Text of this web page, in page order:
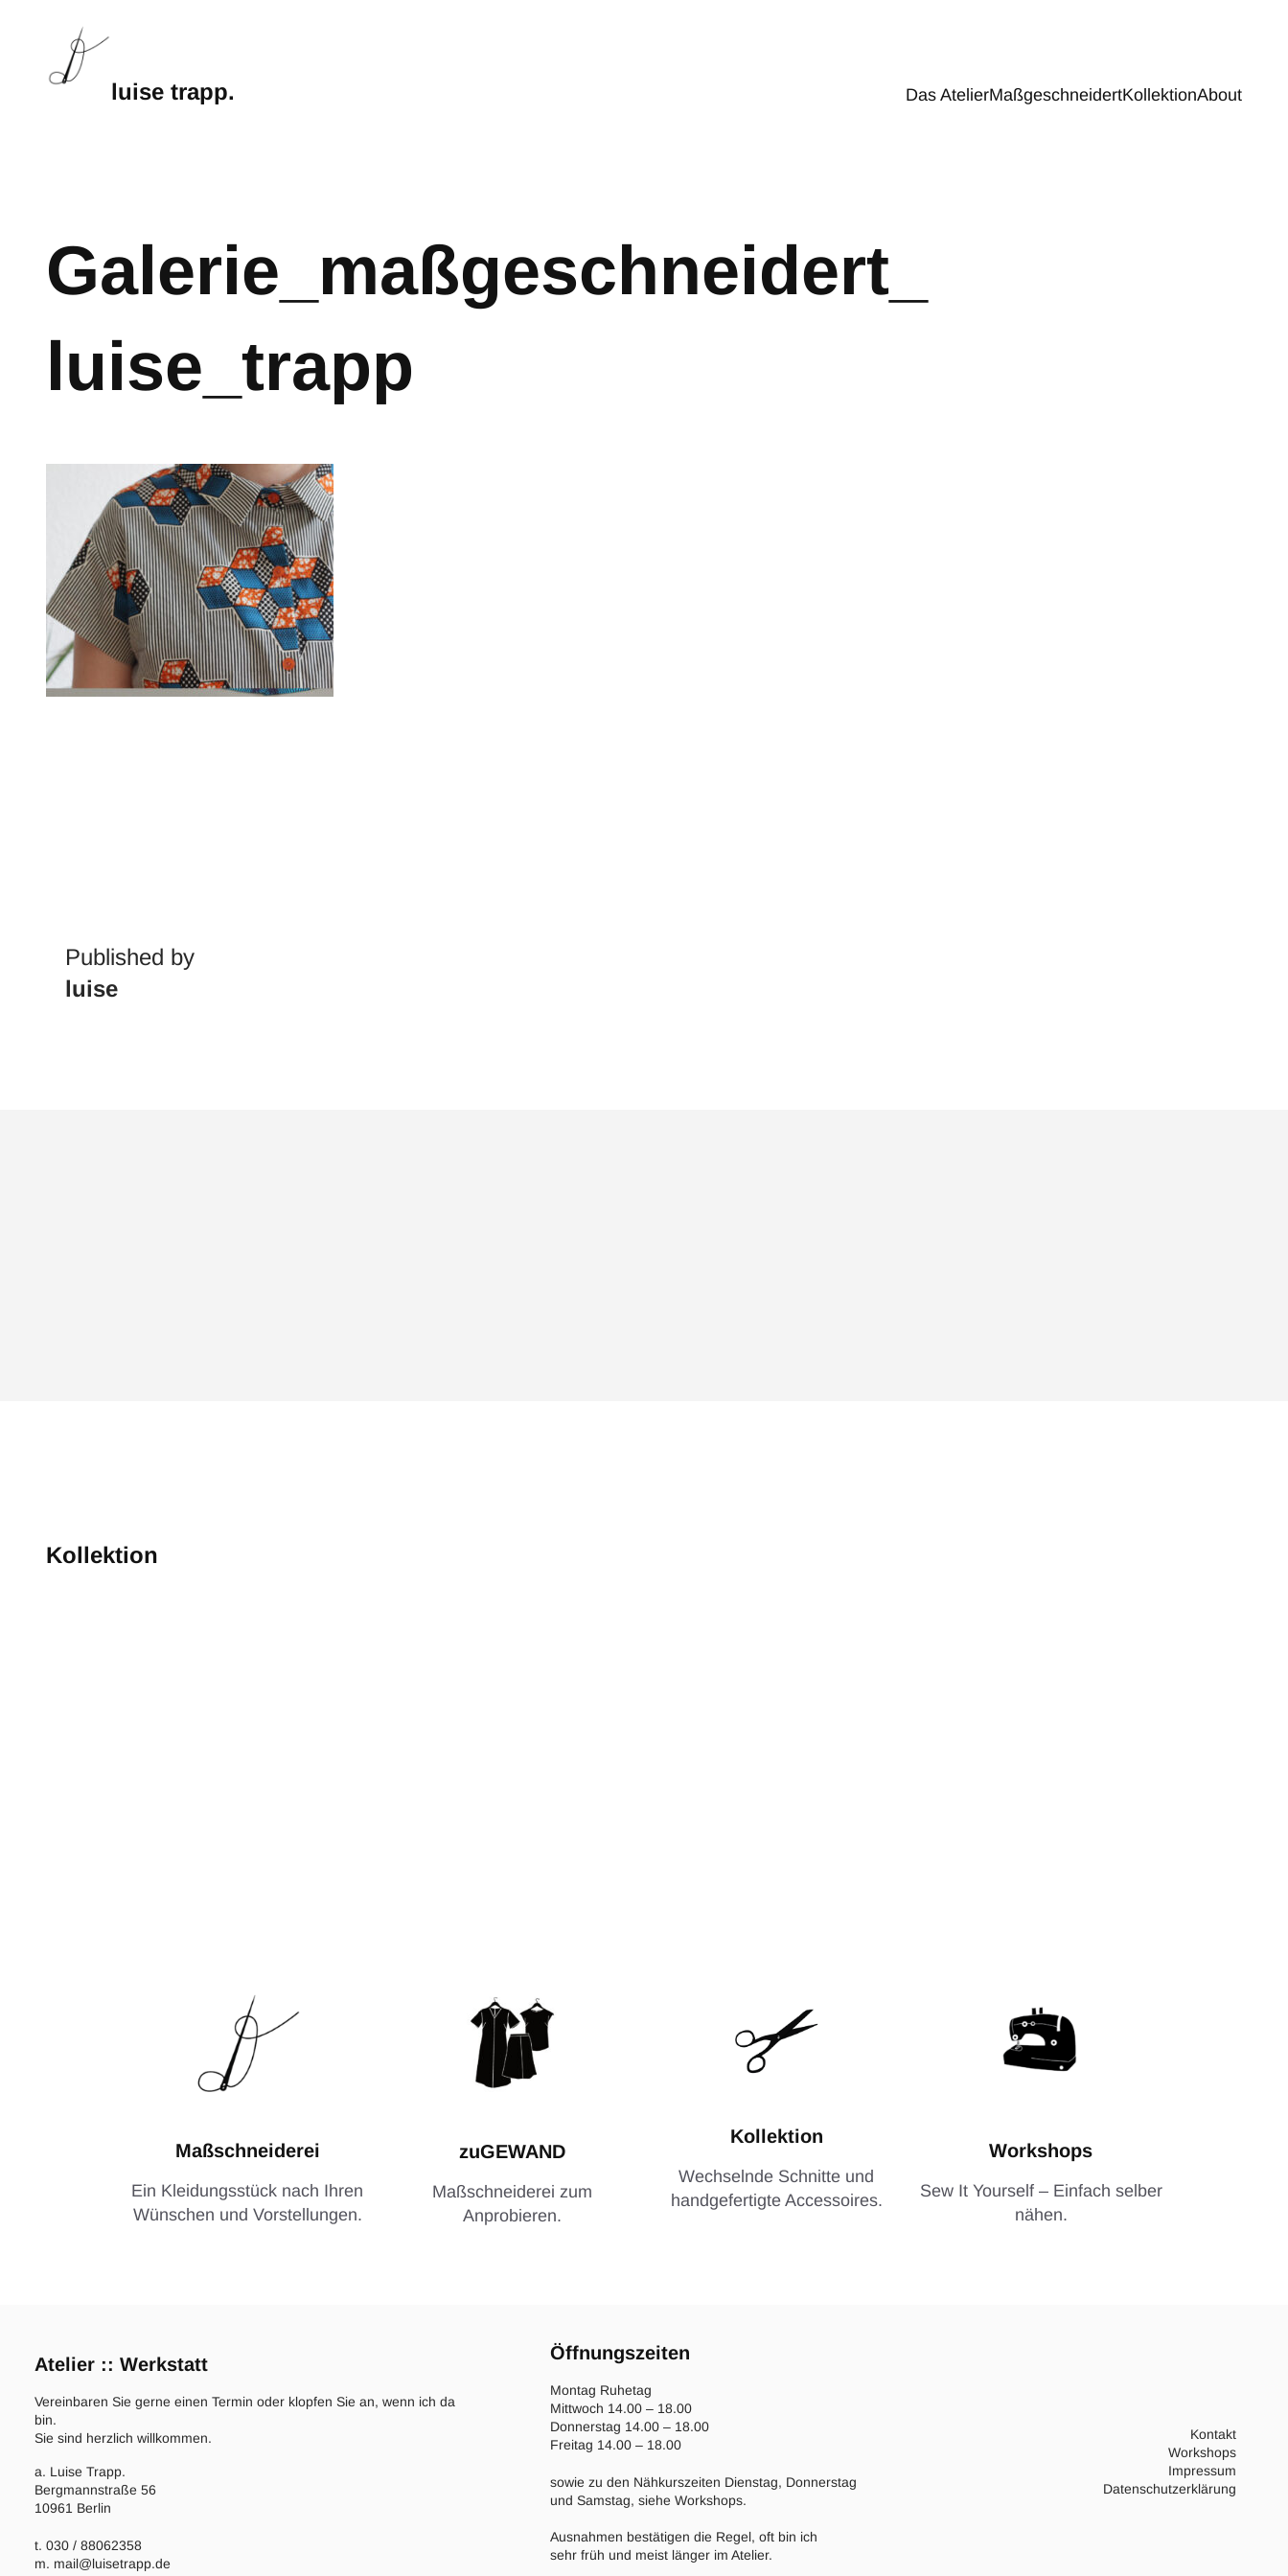
luise trapp. Das AtelierMaßgeschneidertKollektionAbout
Galerie_maßgeschneidert_
luise_trapp
Published by
luise
Kollektion
Maßschneiderei
Ein Kleidungsstück nach Ihren
Wünschen und Vorstellungen.
zuGEWAND
Maßschneiderei zum
Anprobieren.
Kollektion
Wechselnde Schnitte und
handgefertigte Accessoires.
Workshops
Sew It Yourself – Einfach selber
nähen.
Atelier :: Werkstatt
Vereinbaren Sie gerne einen Termin oder klopfen Sie an, wenn ich da
bin.
Sie sind herzlich willkommen.
a. Luise Trapp.
Bergmannstraße 56
10961 Berlin
t. 030 / 88062358
m. mail@luisetrapp.de
Öffnungszeiten
Montag Ruhetag
Mittwoch 14.00 – 18.00
Donnerstag 14.00 – 18.00
Freitag 14.00 – 18.00
sowie zu den Nähkurszeiten Dienstag, Donnerstag
und Samstag, siehe Workshops.
Ausnahmen bestätigen die Regel, oft bin ich
sehr früh und meist länger im Atelier.
Kontakt
Workshops
Impressum
Datenschutzerklärung